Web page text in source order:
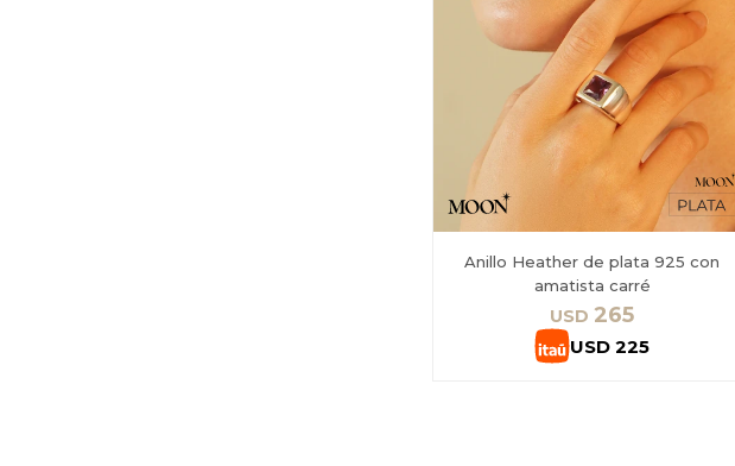
Anillo Heather de plata 925 con
amatista carré
USD 265
USD 225